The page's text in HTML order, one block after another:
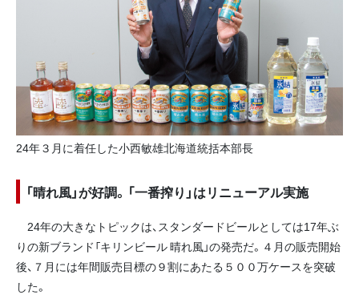
24年３月に着任した小西敏雄北海道統括本部長
「晴れ風」が好調。「一番搾り」はリニューアル実施
24年の大きなトピックは、スタンダードビールとしては17年ぶ
りの新ブランド「キリンビール 晴れ風」の発売だ。４月の販売開始
後、７月には年間販売目標の９割にあたる５００万ケースを突破
した。